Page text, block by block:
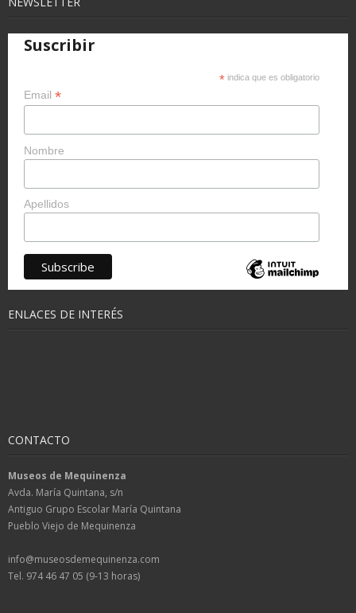
Suscribir
* indica que es obligatorio
Email *
Nombre
Apellidos
ENLACES DE INTERÉS
CONTACTO
Museos de Mequinenza
Avda. María Quintana, s/n
Antiguo Grupo Escolar María Quintana
Pueblo Viejo de Mequinenza
info@museosdemequinenza.com
Tel. 974 46 47 05 (9-13 horas)